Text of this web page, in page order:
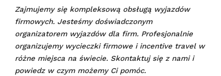
Zajmujemy się kompleksową obsługą wyjazdów
firmowych. Jesteśmy doświadczonym
organizatorem wyjazdów dla firm. Profesjonalnie
organizujemy wycieczki firmowe i incentive travel w
różne miejsca na świecie. Skontaktuj się z nami i
powiedz w czym możemy Ci pomóc.